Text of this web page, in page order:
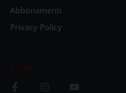
Abbonamenti
Privacy Policy
Social